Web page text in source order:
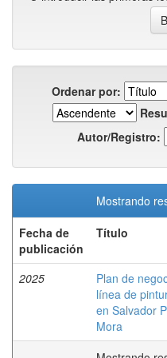
Ordenar por:
Autor/Registro:
Mostrando
Fecha de
publicación
Título
2025
Plan de
línea de
en Salvador
Mora